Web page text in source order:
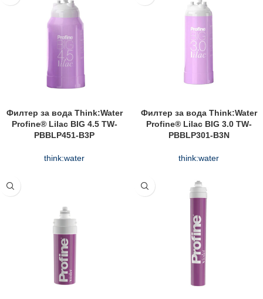
Филтер за вода Think:Water
Profine® Lilac BIG 4.5 TW-
PBBLP451-B3P
think:water
Филтер за вода Think:Water
Profine® Lilac BIG 3.0 TW-
PBBLP301-B3N
think:water